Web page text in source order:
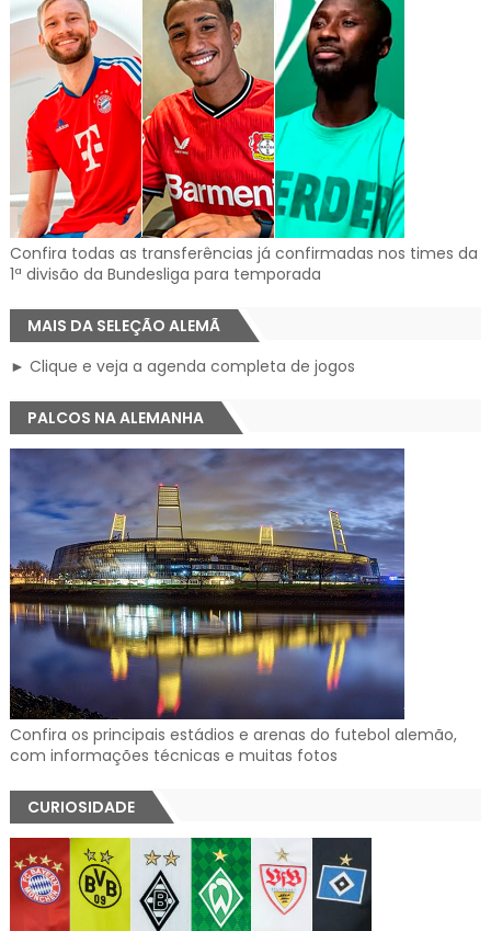
Confira todas as transferências já confirmadas nos times da
1ª divisão da Bundesliga para temporada
MAIS DA SELEÇÃO ALEMÃ
► Clique e veja a agenda completa de jogos
PALCOS NA ALEMANHA
Confira os principais estádios e arenas do futebol alemão,
com informações técnicas e muitas fotos
CURIOSIDADE